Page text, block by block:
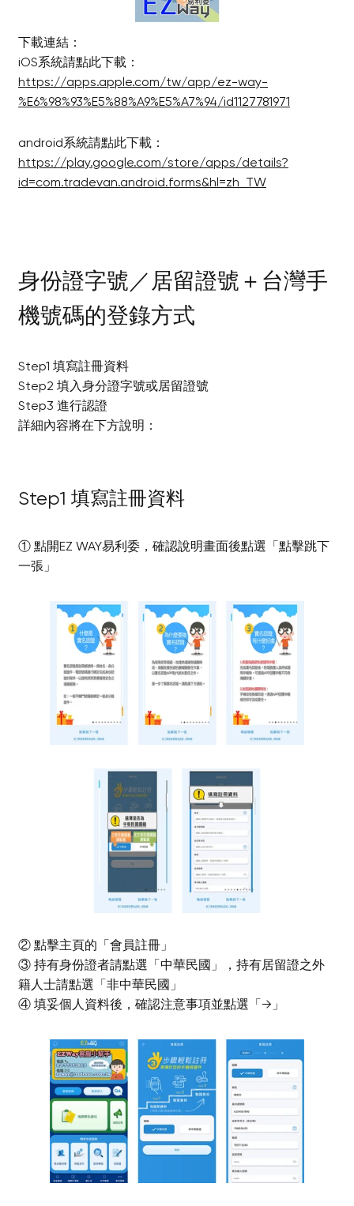
下載連結：
iOS系統請點此下載：
https://apps.apple.com/tw/app/ez-way-
%E6%98%93%E5%88%A9%E5%A7%94/id1127781971
android系統請點此下載：
https://play.google.com/store/apps/details?
id=com.tradevan.android.forms&hl=zh_TW
身份證字號／居留證號＋台灣手
機號碼的登錄方式
Step1 填寫註冊資料
Step2 填入身分證字號或居留證號
Step3 進行認證
詳細內容將在下方說明：
Step1 填寫註冊資料
① 點開EZ WAY易利委，確認說明畫面後點選「點擊跳下
一張」
② 點擊主頁的「會員註冊」
③ 持有身份證者請點選「中華民國」，持有居留證之外
籍人士請點選「非中華民國」
④ 填妥個人資料後，確認注意事項並點選「→」